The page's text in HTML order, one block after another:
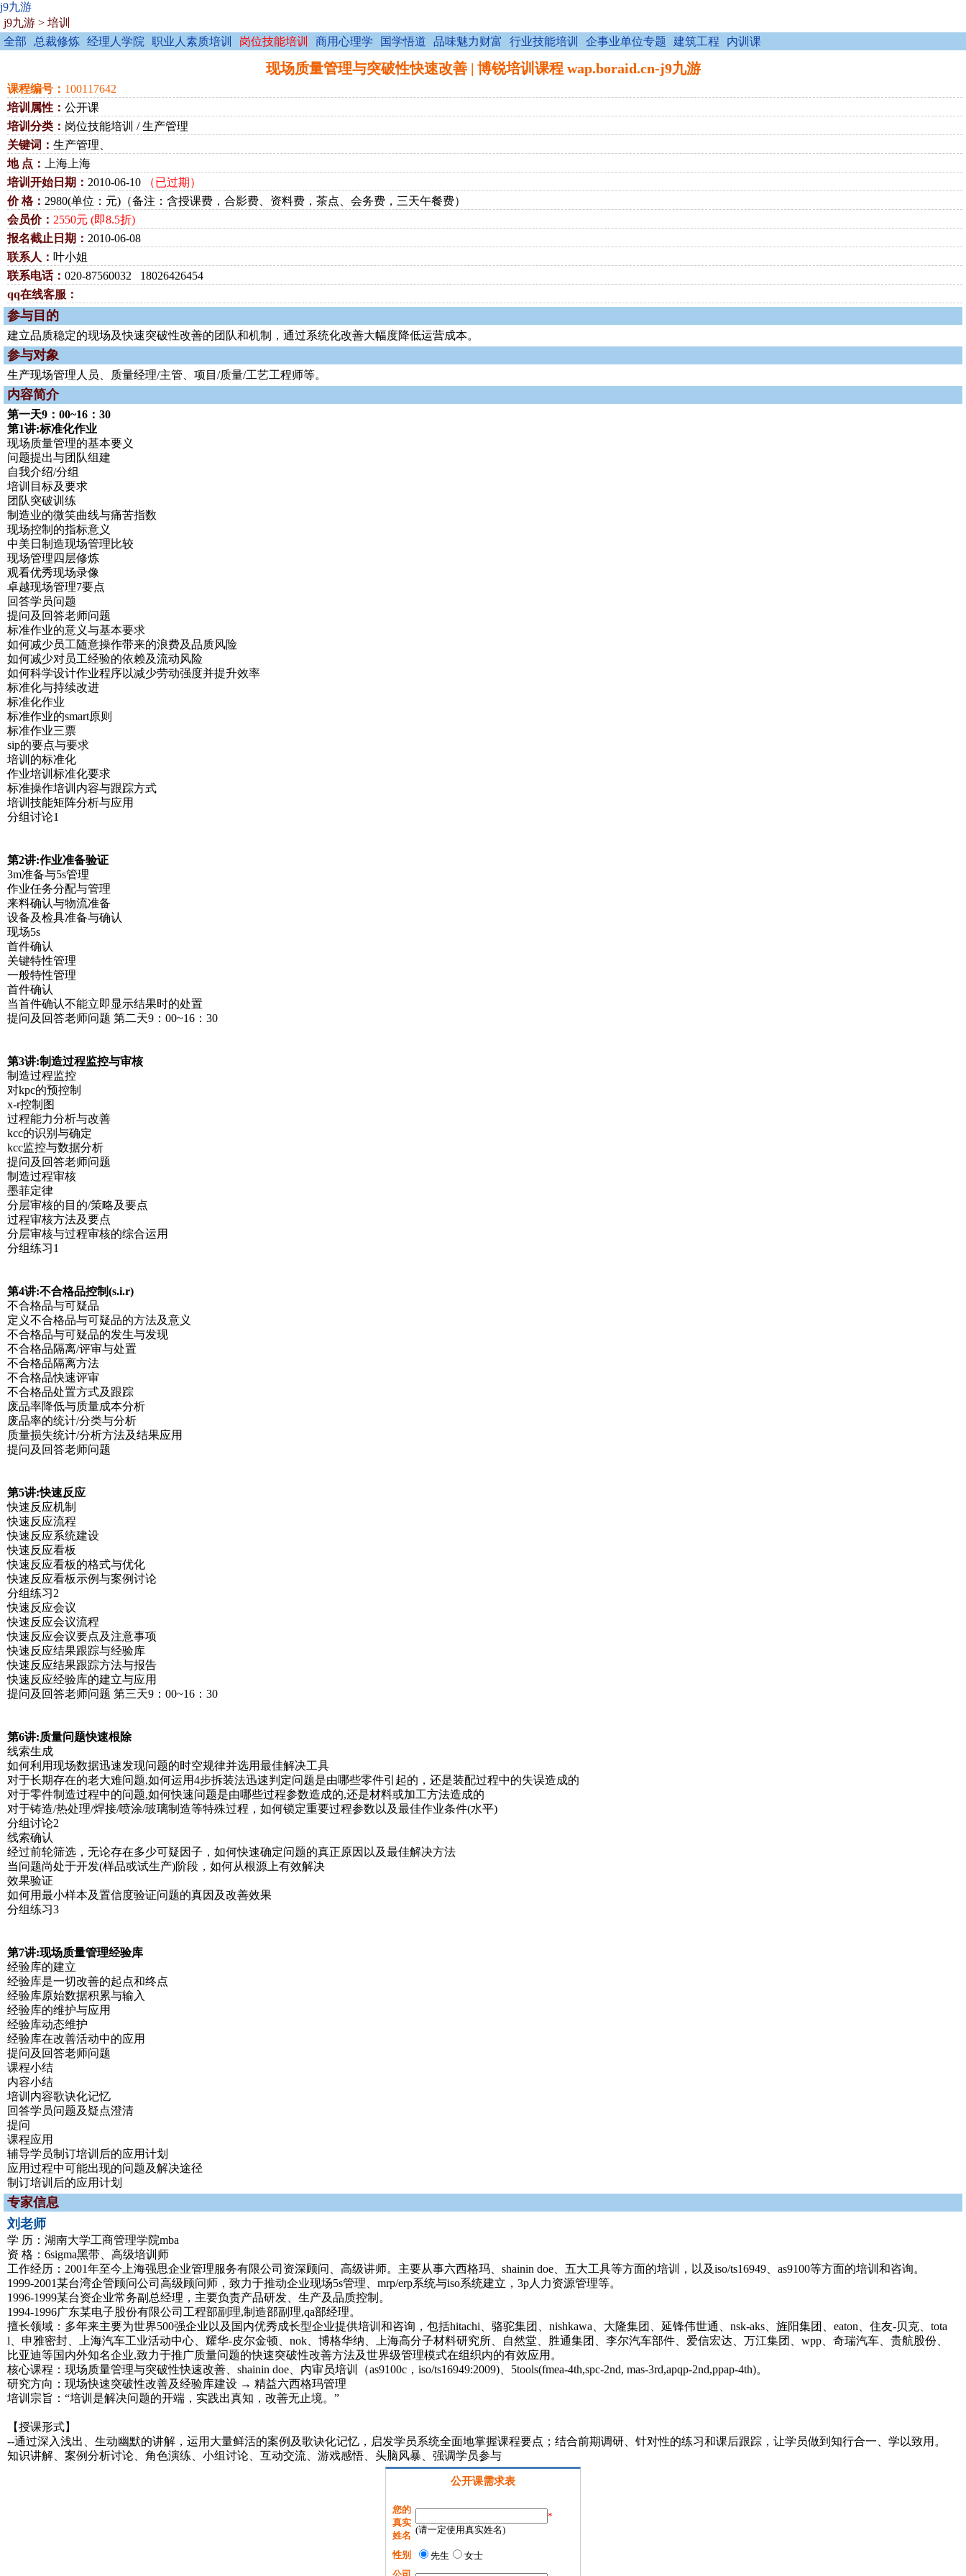
j9九游
j9九游 > 培训
全部
总裁修炼 经理人学院 职业人素质培训 岗位技能培训 商用心理学 国学悟道 品味魅力财富 行业技能培训 企事业单位专题 建筑工程 内训课
现场质量管理与突破性快速改善 | 博锐培训课程 wap.boraid.cn-j9九游
课程编号： 100117642
培训属性： 公开课
培训分类： 岗位技能培训 / 生产管理
关键词： 生产管理、
地 点：
上海上海
培训开始日期： 2010-06-10
（已过期）
价 格： 2980(单位：元)（备注：含授课费，合影费、资料费，茶点、会务费，三天午餐费）
会员价： 2550元 (即8.5折)
报名截止日期： 2010-06-08
联系人： 叶小姐
联系电话： 020-87560032 18026426454
qq在线客服：
参与目的
建立品质稳定的现场及快速突破性改善的团队和机制，通过系统化改善大幅度降低运营成本。
参与对象
生产现场管理人员、质量经理/主管、项目/质量/工艺工程师等。
内容简介
第一天9：00~16：30
第1讲:标准化作业
现场质量管理的基本要义
问题提出与团队组建
自我介绍/分组
培训目标及要求
团队突破训练
制造业的微笑曲线与痛苦指数
现场控制的指标意义
中美日制造现场管理比较
现场管理四层修炼
观看优秀现场录像
卓越现场管理7要点
回答学员问题
提问及回答老师问题
标准作业的意义与基本要求
如何减少员工随意操作带来的浪费及品质风险
如何减少对员工经验的依赖及流动风险
如何科学设计作业程序以减少劳动强度并提升效率
标准化与持续改进
标准化作业
标准作业的smart原则
标准作业三票
sip的要点与要求
培训的标准化
作业培训标准化要求
标准操作培训内容与跟踪方式
培训技能矩阵分析与应用
分组讨论1
第2讲:作业准备验证
3m准备与5s管理
作业任务分配与管理
来料确认与物流准备
设备及检具准备与确认
现场5s
首件确认
关键特性管理
一般特性管理
首件确认
当首件确认不能立即显示结果时的处置
提问及回答老师问题 第二天9：00~16：30
第3讲:制造过程监控与审核
制造过程监控
对kpc的预控制
x-r控制图
过程能力分析与改善
kcc的识别与确定
kcc监控与数据分析
提问及回答老师问题
制造过程审核
墨菲定律
分层审核的目的/策略及要点
过程审核方法及要点
分层审核与过程审核的综合运用
分组练习1
第4讲:不合格品控制(s.i.r)
不合格品与可疑品
定义不合格品与可疑品的方法及意义
不合格品与可疑品的发生与发现
不合格品隔离/评审与处置
不合格品隔离方法
不合格品快速评审
不合格品处置方式及跟踪
废品率降低与质量成本分析
废品率的统计/分类与分析
质量损失统计/分析方法及结果应用
提问及回答老师问题
第5讲:快速反应
快速反应机制
快速反应流程
快速反应系统建设
快速反应看板
快速反应看板的格式与优化
快速反应看板示例与案例讨论
分组练习2
快速反应会议
快速反应会议流程
快速反应会议要点及注意事项
快速反应结果跟踪与经验库
快速反应结果跟踪方法与报告
快速反应经验库的建立与应用
提问及回答老师问题 第三天9：00~16：30
第6讲:质量问题快速根除
线索生成
如何利用现场数据迅速发现问题的时空规律并选用最佳解决工具
对于长期存在的老大难问题,如何运用4步拆装法迅速判定问题是由哪些零件引起的，还是装配过程中的失误造成的
对于零件制造过程中的问题,如何快速问题是由哪些过程参数造成的,还是材料或加工方法造成的
对于铸造/热处理/焊接/喷涂/玻璃制造等特殊过程，如何锁定重要过程参数以及最佳作业条件(水平)
分组讨论2
线索确认
经过前轮筛选，无论存在多少可疑因子，如何快速确定问题的真正原因以及最佳解决方法
当问题尚处于开发(样品或试生产)阶段，如何从根源上有效解决
效果验证
如何用最小样本及置信度验证问题的真因及改善效果
分组练习3
第7讲:现场质量管理经验库
经验库的建立
经验库是一切改善的起点和终点
经验库原始数据积累与输入
经验库的维护与应用
经验库动态维护
经验库在改善活动中的应用
提问及回答老师问题
课程小结
内容小结
培训内容歌诀化记忆
回答学员问题及疑点澄清
提问
课程应用
辅导学员制订培训后的应用计划
应用过程中可能出现的问题及解决途径
制订培训后的应用计划
专家信息
刘老师
学 历：湖南大学工商管理学院mba
资 格：6sigma黑带、高级培训师
工作经历：2001年至今上海强思企业管理服务有限公司资深顾问、高级讲师。主要从事六西格玛、shainin doe、五大工具等方面的培训，以及iso/ts16949、as9100等方面的培训和咨询。
1999-2001某台湾企管顾问公司高级顾问师，致力于推动企业现场5s管理、mrp/erp系统与iso系统建立，3p人力资源管理等。
1996-1999某台资企业常务副总经理，主要负责产品研发、生产及品质控制。
1994-1996广东某电子股份有限公司工程部副理,制造部副理,qa部经理。
擅长领域：多年来主要为世界500强企业以及国内优秀成长型企业提供培训和咨询，包括hitachi、骆驼集团、nishkawa、大隆集团、延锋伟世通、nsk-aks、旌阳集团、eaton、住友-贝克、tota
l、申雅密封、上海汽车工业活动中心、耀华-皮尔金顿、nok、博格华纳、上海高分子材料研究所、自然堂、胜通集团、李尔汽车部件、爱信宏达、万江集团、wpp、奇瑞汽车、贵航股份、
比亚迪等国内外知名企业,致力于推广质量问题的快速突破性改善方法及世界级管理模式在组织内的有效应用。
核心课程：现场质量管理与突破性快速改善、shainin doe、内审员培训（as9100c，iso/ts16949:2009)、5tools(fmea-4th,spc-2nd, mas-3rd,apqp-2nd,ppap-4th)。
研究方向：现场快速突破性改善及经验库建设 → 精益六西格玛管理
培训宗旨：“培训是解决问题的开端，实践出真知，改善无止境。”
【授课形式】
--通过深入浅出、生动幽默的讲解，运用大量鲜活的案例及歌诀化记忆，启发学员系统全面地掌握课程要点；结合前期调研、针对性的练习和课后跟踪，让学员做到知行合一、学以致用。
知识讲解、案例分析讨论、角色演练、小组讨论、互动交流、游戏感悟、头脑风暴、强调学员参与
公开课需求表
您的
真实
姓名
*
(请一定使用真实姓名)
性别 先生
女士